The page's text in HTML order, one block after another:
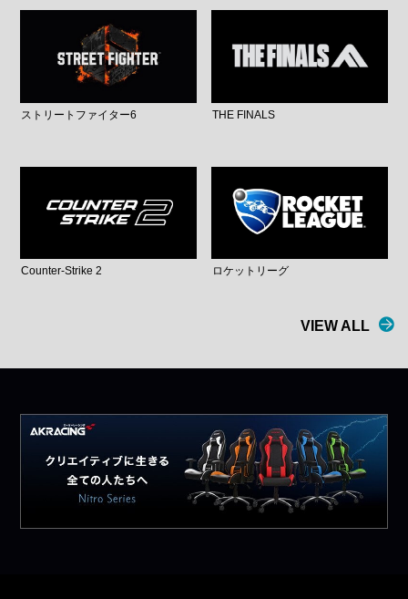
ストリートファイター6 THE FINALS
Counter-Strike 2 ロケットリーグ
VIEW ALL